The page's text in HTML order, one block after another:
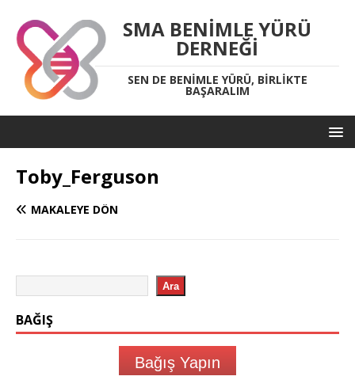
SMA BENIMLE YÜRÜ
DERNEĞI
SEN DE BENIMLE YÜRÜ, BIRLIKTE
BAŞARALIM
Toby_Ferguson
MAKALEYE DÖN
Ara
BAĞIŞ
Bağış Yapın